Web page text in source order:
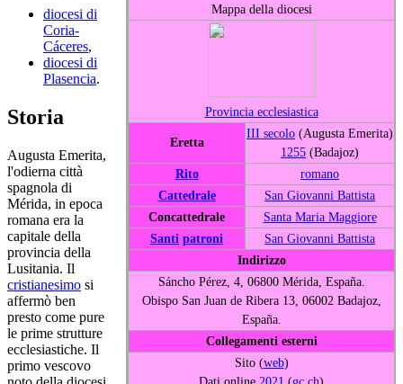
Mappa della diocesi
Provincia ecclesiastica
Eretta
III secolo (Augusta Emerita)
1255 (Badajoz)
Rito
romano
Cattedrale
San Giovanni Battista
Concattedrale
Santa Maria Maggiore
Santi patroni
San Giovanni Battista
Indirizzo
Sáncho Pérez, 4, 06800 Mérida, España.
Obispo San Juan de Ribera 13, 06002 Badajoz,
España.
Collegamenti esterni
Sito (web)
Dati online 2021 (gc ch)
diocesi di
Coria-
Cáceres,
diocesi di
Plasencia.
Storia
Augusta Emerita,
l'odierna città
spagnola di
Mérida, in epoca
romana era la
capitale della
provincia della
Lusitania. Il
cristianesimo si
affermò ben
presto come pure
le prime strutture
ecclesiastiche. Il
primo vescovo